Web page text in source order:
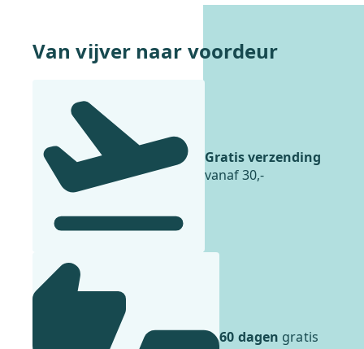
Van vijver naar voordeur
Gratis verzending
vanaf 30,-
60 dagen gratis